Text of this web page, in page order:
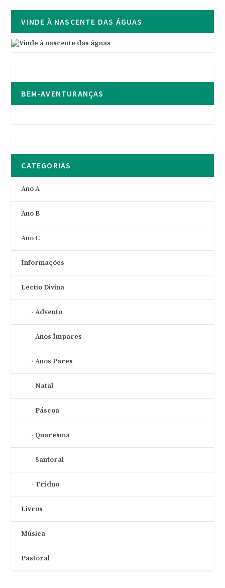
VINDE À NASCENTE DAS ÁGUAS
BEM-AVENTURANÇAS
CATEGORIAS
Ano A
Ano B
Ano C
Informações
Lectio Divina
Advento
Anos Ímpares
Anos Pares
Natal
Páscoa
Quaresma
Santoral
Tríduo
Livros
Música
Pastoral